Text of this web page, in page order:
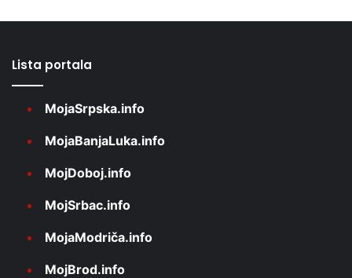
Lista portala
MojaSrpska.info
MojaBanjaLuka.info
MojDoboj.info
MojSrbac.info
MojaModriča.info
MojBrod.info